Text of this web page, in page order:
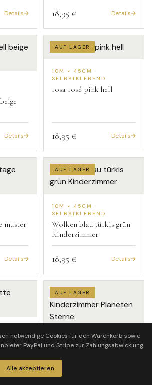
Details 18,95 € Details
Details
AUF LAGER
10M × 45CM ·
SELBSTKLEBEND
rosa rosé pink hell
18,95 € Details
muster
Details
AUF LAGER
10M × 45CM ·
SELBSTKLEBEND
Wolken blau türkis grün
Kinderzimmer
18,95 € Details
AUF LAGER
SELBSTKLEBEND
Weltraum Kinderzimmer
Planeten Sterne
notwendige Cookies für den Warenkorb sowie
PayPal und Stripe zur Zahlungsabwicklung.
Alle akzeptieren